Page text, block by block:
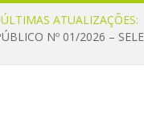
ÚLTIMAS ATUALIZAÇÕES: